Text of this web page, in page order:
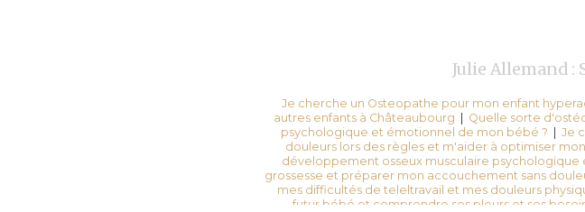
Julie Allemand :
Je cherche un Osteopathe pour mon enfant
autres enfants à Châteaubourg
Quelle sorte
psychologique et émotionnel de mon bébé ?
Je
douleurs lors des règles et m'aider à optimiser
développement osseux musculaire
grossesse et préparer mon accouchement sans
mes difficultés de teleltravail et mes douleurs
futur bébé et comprendre ses pleurs et ses